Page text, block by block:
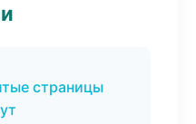
страницы